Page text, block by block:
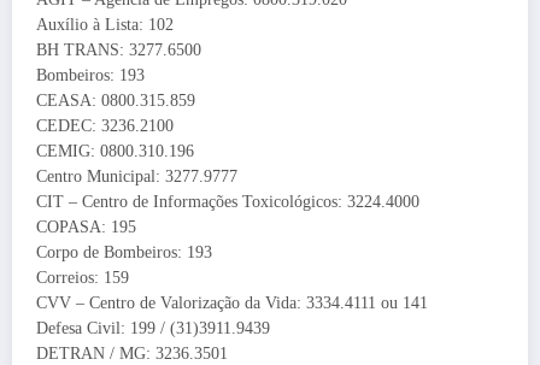
Auxílio à Lista: 102
BH TRANS: 3277.6500
Bombeiros: 193
CEASA: 0800.315.859
CEDEC: 3236.2100
CEMIG: 0800.310.196
Centro Municipal: 3277.9777
CIT – Centro de Informações Toxicológicos: 3224.4000
COPASA: 195
Corpo de Bombeiros: 193
Correios: 159
CVV – Centro de Valorização da Vida: 3334.4111 ou 141
Defesa Civil: 199 / (31)3911.9439
DETRAN / MG: 3236.3501